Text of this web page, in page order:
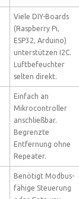
Viele DIY-Boards
(Raspberry Pi,
ESP32, Arduino)
unterstützen I2C.
Luftbefeuchter
selten direkt.
Einfach an
Mikrocontroller
anschließbar.
Begrenzte
Entfernung ohne
Repeater.
Benötigt Modbus-
fähige Steuerung